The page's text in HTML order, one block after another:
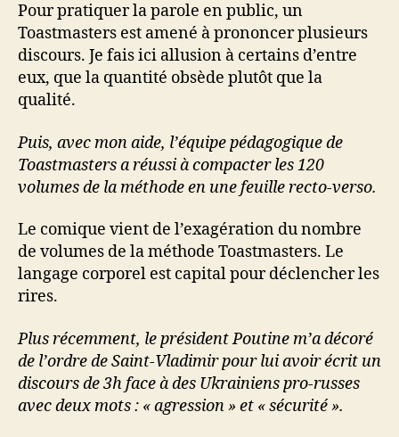
Pour pratiquer la parole en public, un
Toastmasters est amené à prononcer plusieurs
discours. Je fais ici allusion à certains d’entre
eux, que la quantité obsède plutôt que la
qualité.
Puis, avec mon aide, l’équipe pédagogique de
Toastmasters a réussi à compacter les 120
volumes de la méthode en une feuille recto-verso.
Le comique vient de l’exagération du nombre
de volumes de la méthode Toastmasters. Le
langage corporel est capital pour déclencher les
rires.
Plus récemment, le président Poutine m’a décoré
de l’ordre de Saint-Vladimir pour lui avoir écrit un
discours de 3h face à des Ukrainiens pro-russes
avec deux mots : « agression » et « sécurité ».